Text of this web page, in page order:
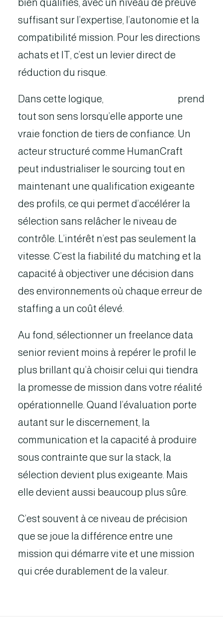
bien qualifiés, avec un niveau de preuve
suffisant sur l’expertise, l’autonomie et la
compatibilité mission. Pour les directions
achats et IT, c’est un levier direct de
réduction du risque.
Dans cette logique,
prend
tout son sens lorsqu’elle apporte une
vraie fonction de tiers de confiance. Un
acteur structuré comme HumanCraft
peut industrialiser le sourcing tout en
maintenant une qualification exigeante
des profils, ce qui permet d’accélérer la
sélection sans relâcher le niveau de
contrôle. L’intérêt n’est pas seulement la
vitesse. C’est la fiabilité du matching et la
capacité à objectiver une décision dans
des environnements où chaque erreur de
staffing a un coût élevé.
Au fond, sélectionner un freelance data
senior revient moins à repérer le profil le
plus brillant qu’à choisir celui qui tiendra
la promesse de mission dans votre réalité
opérationnelle. Quand l’évaluation porte
autant sur le discernement, la
communication et la capacité à produire
sous contrainte que sur la stack, la
sélection devient plus exigeante. Mais
elle devient aussi beaucoup plus sûre.
C’est souvent à ce niveau de précision
que se joue la différence entre une
mission qui démarre vite et une mission
qui crée durablement de la valeur.